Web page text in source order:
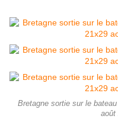
Bretagne sortie sur le
août